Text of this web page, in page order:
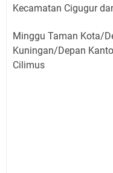
Kecamatan Cigugur
Minggu Taman Kota/
Kuningan/Depan
Cilimus